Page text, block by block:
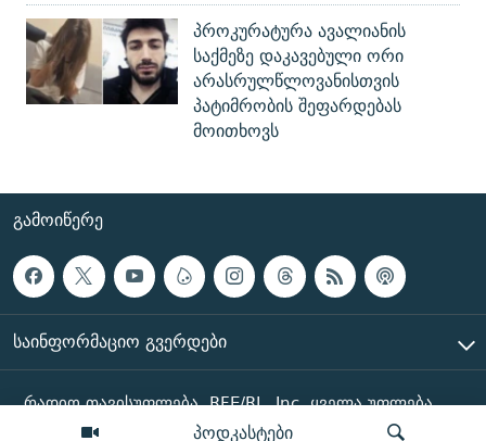
პოდკასტები
პროკურატურა ავალიანის
საქმეზე დაკავებული ორი
არასრულწლოვანისთვის
პატიმრობის შეფარდებას
მოითხოვს
ᲒᲐᲛᲝᲘᲬᲔᲠᲔ
ᲡᲐᲘᲜᲤᲝᲠᲛᲐᲪᲘᲝ ᲒᲕᲔᲠᲓᲔᲑᲘ
რადიო თავისუფლება, RFE/RL, Inc. ყველა უფლება
დაცულია